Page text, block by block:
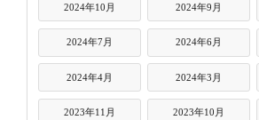
2024年10月 2024年9月
2024年7月 2024年6月
2024年4月 2024年3月
2023年11月 2023年10月